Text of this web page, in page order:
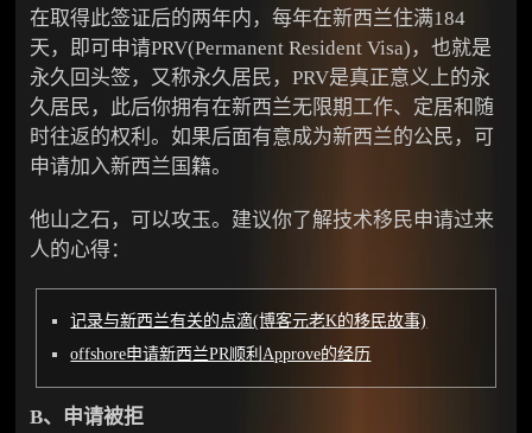
在取得此签证后的两年内，每年在新西兰住满184
天，即可申请PRV(Permanent Resident Visa)，也就是
永久回头签，又称永久居民，PRV是真正意义上的永
久居民，此后你拥有在新西兰无限期工作、定居和随
时往返的权利。如果后面有意成为新西兰的公民，可
申请加入新西兰国籍。
他山之石，可以攻玉。建议你了解技术移民申请过来
人的心得：
记录与新西兰有关的点滴(博客元老K的移民故事)
offshore申请新西兰PR顺利Approve的经历
B、申请被拒